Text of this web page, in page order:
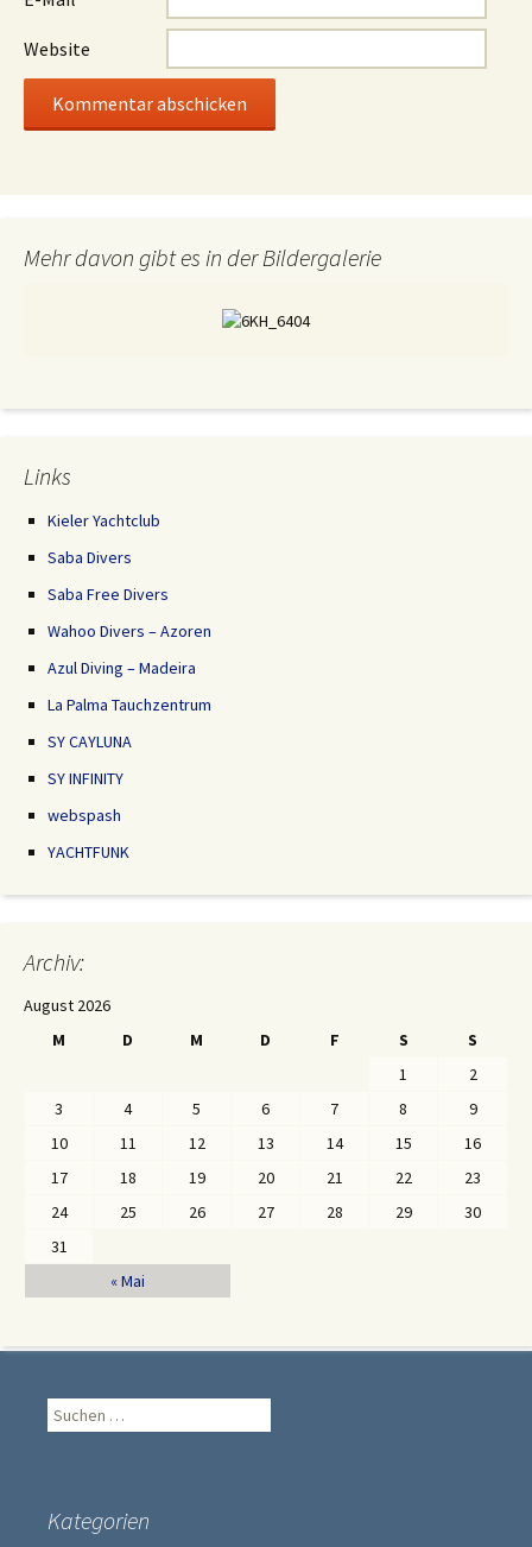
Website
Mehr davon gibt es in der Bildergalerie
Links
Kieler Yachtclub
Saba Divers
Saba Free Divers
Wahoo Divers – Azoren
Azul Diving – Madeira
La Palma Tauchzentrum
SY CAYLUNA
SY INFINITY
webspash
YACHTFUNK
Archiv:
August 2026
M
D M D F S S
« Mai
1
2
3
4 5 6 7 8
9
10
11 12 13 14 15
16
17
18 19 20 21 22
23
24
25 26 27 28 29
30
31
Suche
nach:
Kategorien